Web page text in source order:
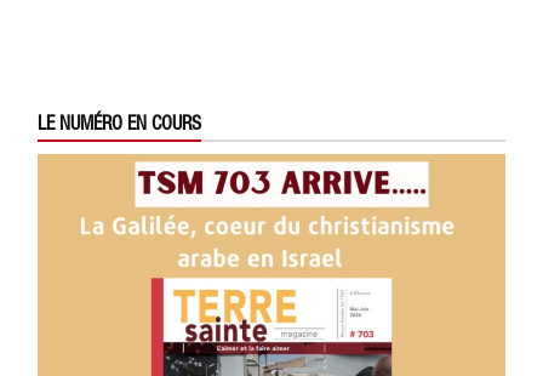
LE NUMÉRO EN COURS